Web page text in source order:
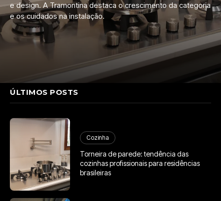
e design. A Tramontina destaca o crescimento da categoria
e os cuidados na instalação.
ÚLTIMOS POSTS
Cozinha
Torneira de parede: tendência das
cozinhas profissionais para residências
brasileiras